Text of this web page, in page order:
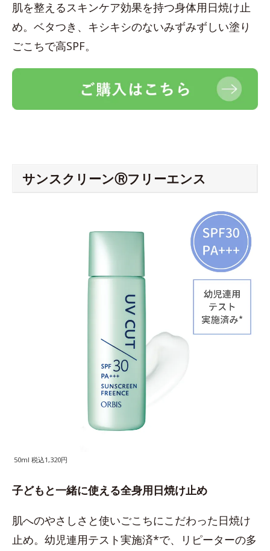
肌を整えるスキンケア効果を持つ身体用日焼け止
め。ベタつき、キシキシのないみずみずしい塗り
ごこちで高SPF。
サンスクリーンⓇフリーエンス
50ml 税込1,320円
子どもと一緒に使える全身用日焼け止め
肌へのやさしさと使いごこちにこだわった日焼け
止め。幼児連用テスト実施済*で、リピーターの多